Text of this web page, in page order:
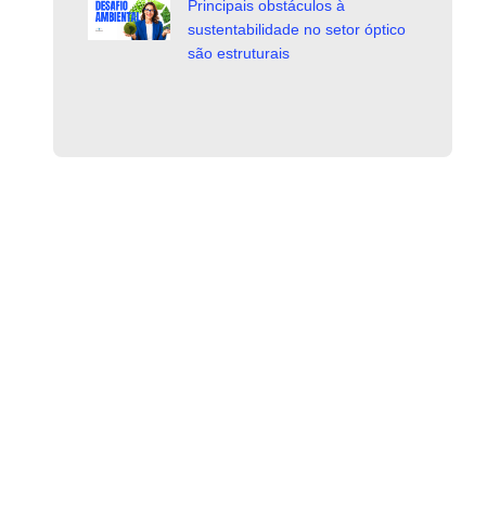
Principais obstáculos à
sustentabilidade no setor óptico
são estruturais